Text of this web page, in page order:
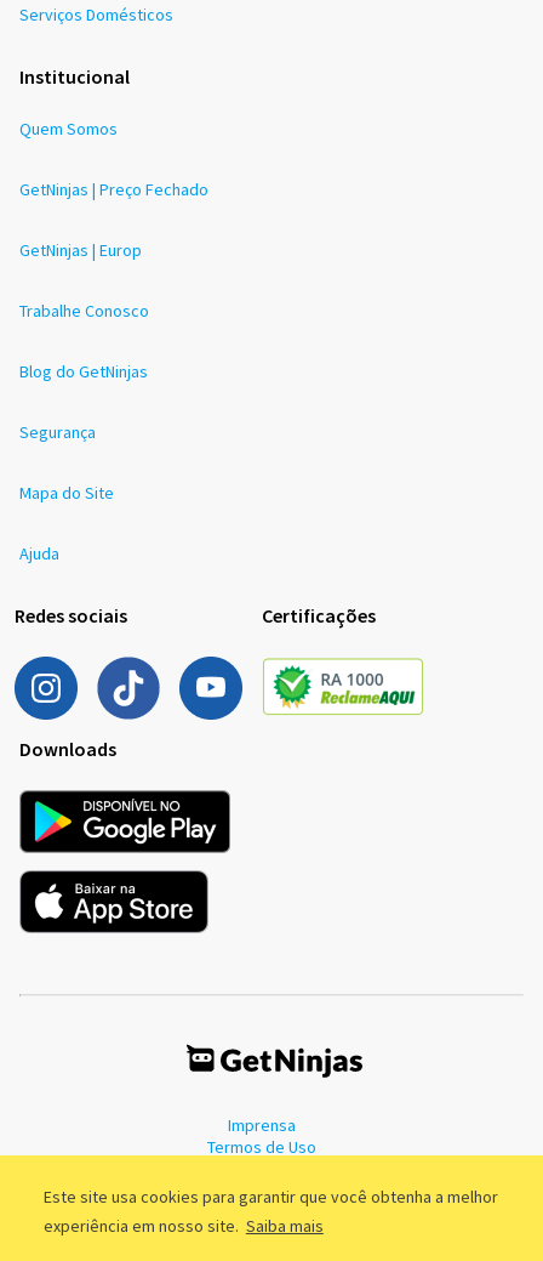
Este site usa cookies para garantir que você obtenha a melhor
experiência em nosso site. Saiba mais
Serviços Domésticos
Institucional
Quem Somos
GetNinjas | Preço Fechado
GetNinjas | Europ
Trabalhe Conosco
Blog do GetNinjas
Segurança
Mapa do Site
Ajuda
Redes sociais Certificações
Downloads
Imprensa
Termos de Uso